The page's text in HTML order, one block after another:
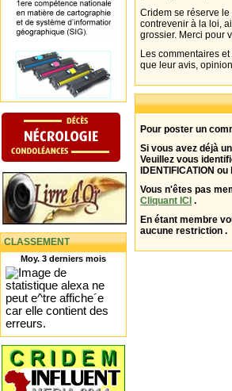
CLASSEMENT
Moy. 3 derniers mois
Cridem se réserve
contrevenir à la loi,
grossier. Merci pour
Les commentaires
que leur avis,
Pour poster un
Si vous avez déjà
Veuillez vous
IDENTIFICATION ou
Vous n'êtes pas
Cliquant ICI .
En étant membre
aucune restriction .